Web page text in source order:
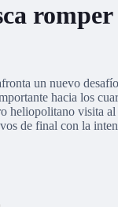
romper
un nuevo
hacia los
heliopolitano visita al
de final con la